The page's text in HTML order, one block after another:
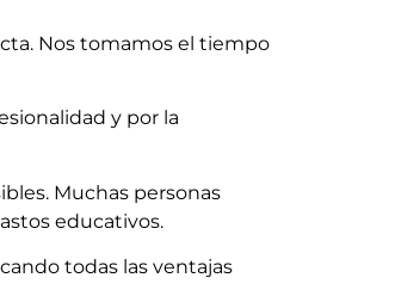
Nos tomamos el tiempo
y por la
Muchas personas
educativos.
todas las ventajas